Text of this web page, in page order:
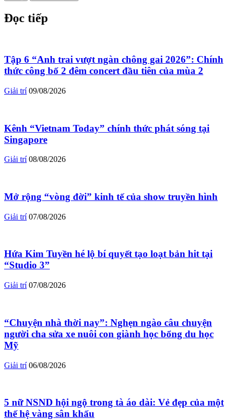
Đọc tiếp
Tập 6 “Anh trai vượt ngàn chông gai 2026”: Chính
thức công bố 2 đêm concert đầu tiên của mùa 2
Giải trí 09/08/2026
Kênh “Vietnam Today” chính thức phát sóng tại
Singapore
Giải trí 08/08/2026
Mở rộng “vòng đời” kinh tế của show truyền hình
Giải trí 07/08/2026
Hứa Kim Tuyền hé lộ bí quyết tạo loạt bản hit tại
“Studio 3”
Giải trí 07/08/2026
“Chuyện nhà thời nay”: Nghẹn ngào câu chuyện
người cha sửa xe nuôi con giành học bổng du học
Mỹ
Giải trí 06/08/2026
5 nữ NSND hội ngộ trong tà áo dài: Vẻ đẹp của một
thế hệ vàng sân khấu